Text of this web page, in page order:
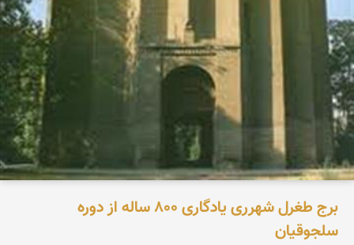
برج طغرل شهرری یادگاری ‪ ۸۰۰‬ساله از دوره
سلجوقیان